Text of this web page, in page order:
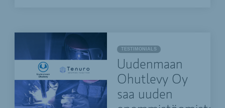
TESTIMONIALS
Uudenmaan
Ohutlevy Oy
saa uuden